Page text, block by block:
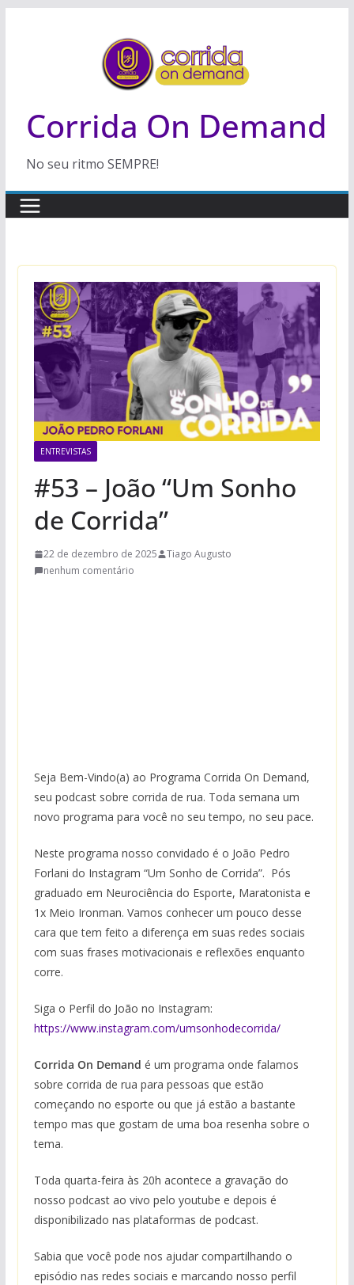
Corrida On Demand
No seu ritmo SEMPRE!
ENTREVISTAS
#53 – João “Um Sonho
de Corrida”
22 de dezembro de 2025
Tiago Augusto
nenhum comentário
Seja Bem-Vindo(a) ao Programa Corrida On Demand,
seu podcast sobre corrida de rua. Toda semana um
novo programa para você no seu tempo, no seu pace.
Neste programa nosso convidado é o João Pedro
Forlani do Instagram “Um Sonho de Corrida”. Pós
graduado em Neurociência do Esporte, Maratonista e
1x Meio Ironman. Vamos conhecer um pouco desse
cara que tem feito a diferença em suas redes sociais
com suas frases motivacionais e reflexões enquanto
corre.
Siga o Perfil do João no Instagram:
https://www.instagram.com/umsonhodecorrida/
Corrida On Demand é um programa onde falamos
sobre corrida de rua para pessoas que estão
começando no esporte ou que já estão a bastante
tempo mas que gostam de uma boa resenha sobre o
tema.
Toda quarta-feira às 20h acontece a gravação do
nosso podcast ao vivo pelo youtube e depois é
disponibilizado nas plataformas de podcast.
Sabia que você pode nos ajudar compartilhando o
episódio nas redes sociais e marcando nosso perfil